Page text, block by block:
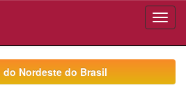
do Nordeste do Brasil